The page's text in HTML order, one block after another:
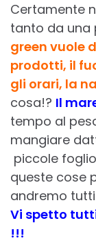
Certamente
tanto da una
green vuole
prodotti, il
gli orari, la
cosa!? Il
tempo al
mangiare
piccole
queste cose
andremo tutti
Vi spetto
!!!